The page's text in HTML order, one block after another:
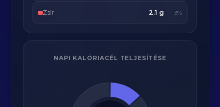
Zsír 2.1 g 3%
NAPI KALÓRIACÉL TELJESÍTÉSE